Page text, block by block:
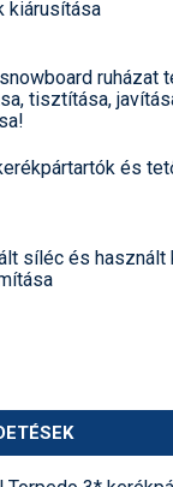
kiárusítása
ruházat
tisztítása,
és
síléc és használt